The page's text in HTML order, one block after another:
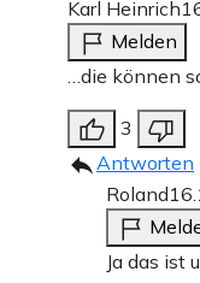
Karl Heinrich
Melden
…die können
3
Antworten
Roland
Ja das ist